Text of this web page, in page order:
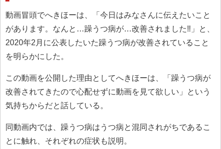
動画冒頭でへきほーは、「今日はみなさんに伝えたいこと
があります。なんと…躁うつ病が…改善されました‼」と、
2020年2月に公表したいた躁うつ病が改善されていること
を明らかにした。
この動画を公開した理由としてへきほーは、「躁うつ病が
改善されてきたので心配せずに動画を見て欲しい」という
気持ちからだと話している。
同動画内では、躁うつ病はうつ病と混同されがちであるこ
とに触れ、それぞれの症状も説明。